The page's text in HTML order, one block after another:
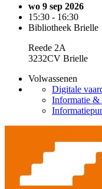
wo 9 sep 2026
15:30 - 16:30
Bibliotheek Brielle
Reede 2A
3232CV Brielle
Volwassenen
Digitale
Informatie &